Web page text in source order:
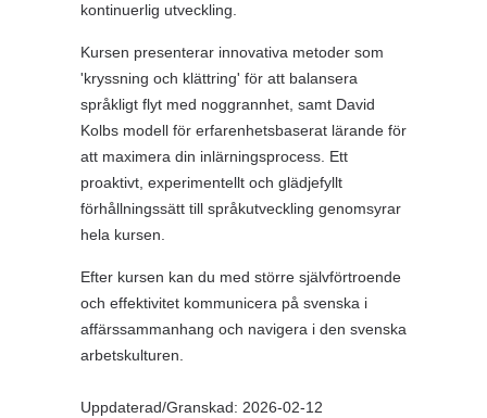
kontinuerlig utveckling.
Kursen presenterar innovativa metoder som
'kryssning och klättring' för att balansera
språkligt flyt med noggrannhet, samt David
Kolbs modell för erfarenhetsbaserat lärande för
att maximera din inlärningsprocess. Ett
proaktivt, experimentellt och glädjefyllt
förhållningssätt till språkutveckling genomsyrar
hela kursen.
Efter kursen kan du med större självförtroende
och effektivitet kommunicera på svenska i
affärssammanhang och navigera i den svenska
arbetskulturen.
Uppdaterad/Granskad: 2026-02-12